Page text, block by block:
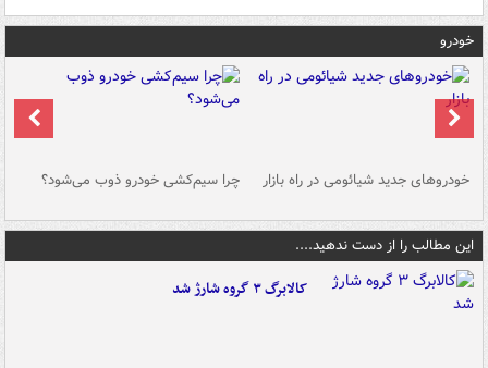
خودرو
خودروهای جدید شیائومی در راه بازار چرا سیم‌کشی خودرو ذوب می‌شود؟
این مطالب را از دست ندهید....
کالابرگ ۳ گروه شارژ شد